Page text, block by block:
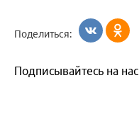
Поделиться:
Подписывайтесь на нас